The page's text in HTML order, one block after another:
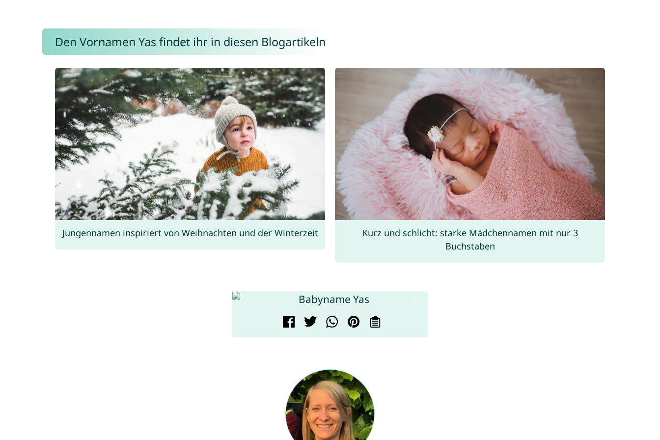
Den Vornamen Yas findet ihr in diesen Blogartikeln
Jungennamen inspiriert von Weihnachten und der Winterzeit
Kurz und schlicht: starke Mädchennamen mit nur 3
Buchstaben